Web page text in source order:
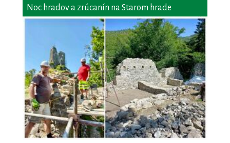
Noc hradov a zrúcanín na Starom hrade